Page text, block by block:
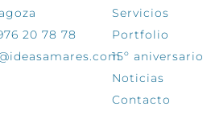
20 78 78
Servicios
Portfolio
15º aniversario
Noticias
Contacto